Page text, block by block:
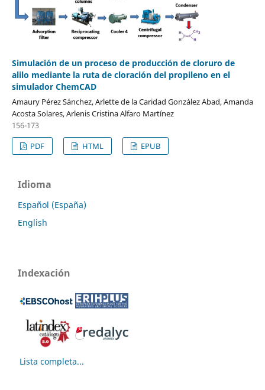
Simulación de un proceso de producción de cloruro de
alilo mediante la ruta de cloración del propileno en el
simulador ChemCAD
Amaury Pérez Sánchez, Arlette de la Caridad González Abad, Amanda
Acosta Solares, Arlenis Cristina Alfaro Martínez
156-173
PDF
HTML EPUB
Idioma
Español (España)
English
Indexación
Lista completa...